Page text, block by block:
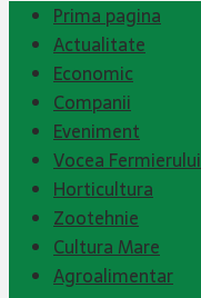
Prima pagina
Actualitate
Economic
Companii
Eveniment
Vocea Fermierului
Horticultura
Zootehnie
Cultura Mare
Agroalimentar